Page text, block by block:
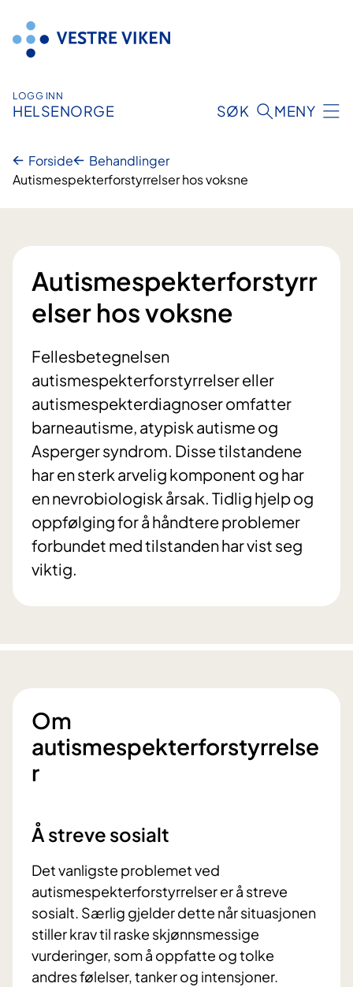
innhold
LOGG INN
HELSENORGE SØK MENY
Forside
Behandlinger
Autismespekterforstyrrelser hos voksne
Autismespekterforstyrr
elser hos voksne
Fellesbetegnelsen
autismespekterforstyrrelser eller
autismespekterdiagnoser omfatter
barneautisme, atypisk autisme og
Asperger syndrom. Disse tilstandene
har en sterk arvelig komponent og har
en nevrobiologisk årsak. Tidlig hjelp og
oppfølging for å håndtere problemer
forbundet med tilstanden har vist seg
viktig.
Om
autismespekterforstyrrelse
r
Å streve sosialt
Det vanligste problemet ved
autismespekterforstyrrelser er å streve
sosialt. Særlig gjelder dette når situasjonen
stiller krav til raske skjønnsmessige
vurderinger, som å oppfatte og tolke
andres følelser, tanker og intensjoner.